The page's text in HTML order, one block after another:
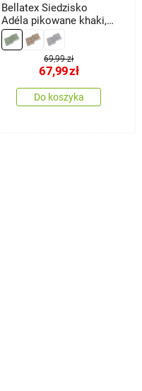
Bellatex Siedzisko
Adéla pikowane khaki,
40 x 40 cm, zestaw 2
szt.
69,99 zł
67,99zł
Do koszyka